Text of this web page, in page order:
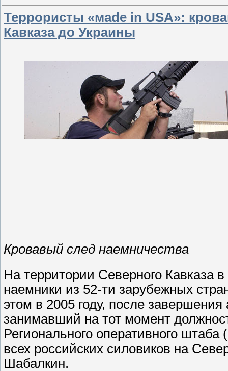
Террористы «мade in USA»:
Кавказа до Украины
Кровавый след наемничества
На территории Северного Кавказа
наемники из 52-ти зарубежных
этом в 2005 году, после
занимавший на тот момент
Регионального оперативного
всех российских силовиков на
Шабалкин.